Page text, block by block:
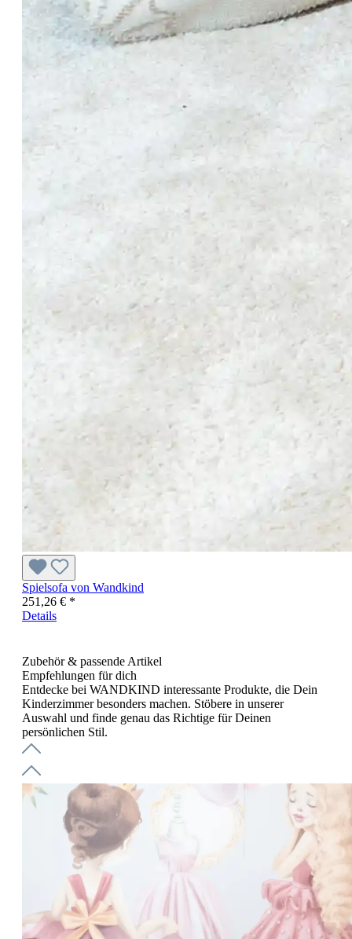
Spielsofa von Wandkind
251,26 € *
Details
Zubehör & passende Artikel
Empfehlungen für dich
Entdecke bei WANDKIND interessante Produkte, die Dein
Kinderzimmer besonders machen. Stöbere in unserer
Auswahl und finde genau das Richtige für Deinen
persönlichen Stil.